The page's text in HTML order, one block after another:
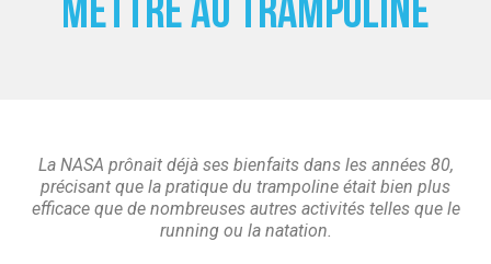
mettre au trampoline
La NASA prônait déjà ses bienfaits dans les années 80,
précisant que la pratique du trampoline était bien plus
efficace que de nombreuses autres activités telles que le
running ou la natation.